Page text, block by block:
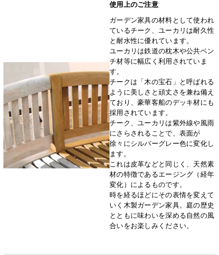
使用上のご注意
ガーデン家具の材料として使われ
ているチーク、ユーカリは耐久性
と耐水性に優れています。
ユーカリは鉄道の枕木や公共ベン
チ材等に幅広く利用されていま
す。
チークは「木の宝石」と呼ばれる
ように美しさと頑丈さを兼ね備え
ており、豪華客船のデッキ材にも
採用されています。
チーク、ユーカリは紫外線や風雨
にさらされることで、表面が
徐々にシルバーグレー色に変化し
ます。
これは皮革などと同じく、天然素
材の特徴であるエージング（経年
変化）によるものです。
時を経るほどにその表情を変えて
いく木製ガーデン家具。庭の歴史
とともに味わいを深める自然の風
合いをお楽しみください。